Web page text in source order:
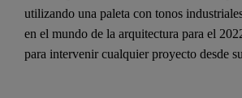
utilizando una paleta con tonos
en el mundo de la arquitectura para el
para intervenir cualquier proyecto desde